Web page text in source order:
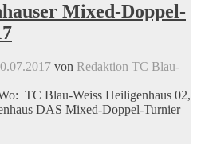
Mixed-Doppel-
von Redaktion TC Blau-
TC Blau-Weiss Heiligenhaus 02,
DAS Mixed-Doppel-Turnier